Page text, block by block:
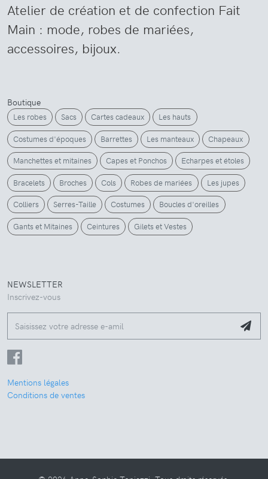
Atelier de création et de confection Fait
Main : mode, robes de mariées,
accessoires, bijoux.
Boutique
Les robes Sacs Cartes cadeaux Les hauts
Costumes d'époques Barrettes Les manteaux Chapeaux
Manchettes et mitaines Capes et Ponchos Echarpes et étoles
Bracelets Broches Cols Robes de mariées Les jupes
Colliers Serres-Taille Costumes Boucles d'oreilles
Gants et Mitaines Ceintures Gilets et Vestes
NEWSLETTER
Inscrivez-vous
Mentions légales
Conditions de ventes